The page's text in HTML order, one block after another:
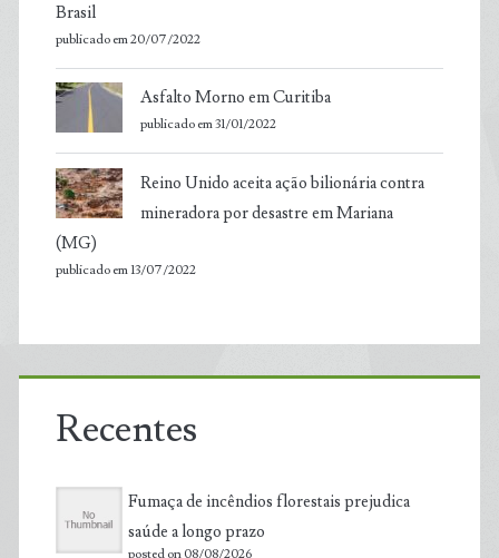
Brasil
publicado em 20/07/2022
Asfalto Morno em Curitiba
publicado em 31/01/2022
Reino Unido aceita ação bilionária contra
mineradora por desastre em Mariana
(MG)
publicado em 13/07/2022
Recentes
Fumaça de incêndios florestais prejudica
saúde a longo prazo
posted on 08/08/2026